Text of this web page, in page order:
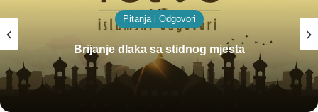
Pitanja i Odgovori
Brijanje dlaka sa stidnog mjesta